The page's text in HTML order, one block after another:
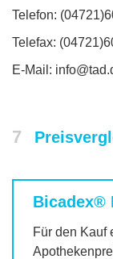
Telefon:
Telefax:
E-Mail:
7
Bicadex®
Für den Kauf